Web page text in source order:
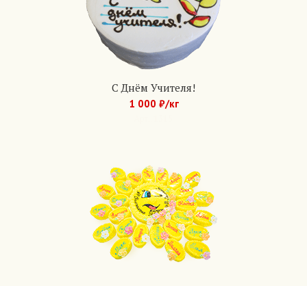
С Днём Учителя!
1 000 ₽/кг